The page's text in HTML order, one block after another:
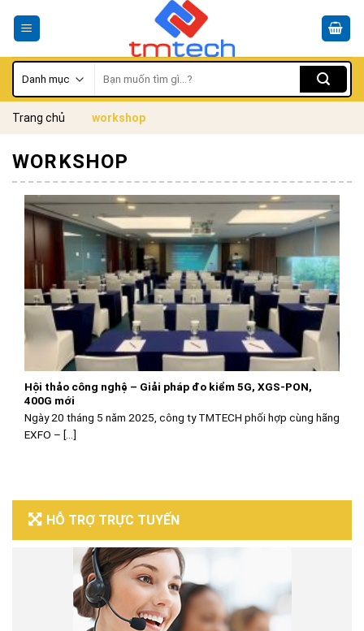
kiếm:
Trang chủ workshop
HỖ TRỢ TRỰC TUYẾN
WORKSHOP
Hội thảo công nghệ – Giải pháp đo kiểm 5G, XGS-PON,
400G mới
Ngày 20 tháng 5 năm 2025, công ty TMTECH phối hợp cùng hãng
EXFO – [...]